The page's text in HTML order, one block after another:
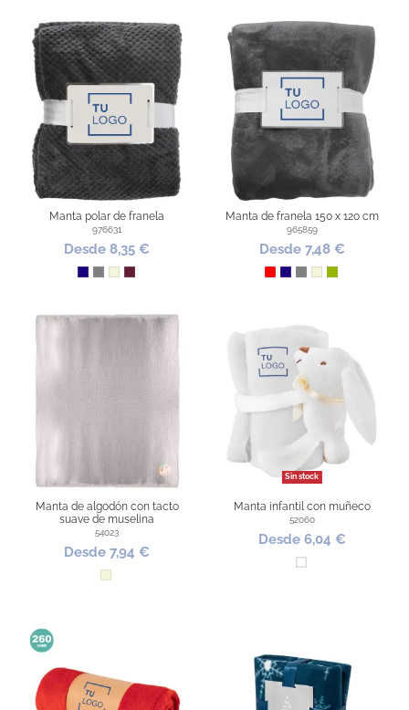
Manta polar de franela
976631
Desde 8,35 €
Azul Oscuro
GrisBeigeBurdeos
Manta de franela 150 x 120 cm
965859
Desde 7,48 €
RojoAzul Oscuro
GrisBeigeVerde Kaki
Manta de algodón con tacto
suave de muselina
54023
Desde 7,94 €
Beige
Sin stock
Manta infantil con muñeco
52060
Desde 6,04 €
Blanco